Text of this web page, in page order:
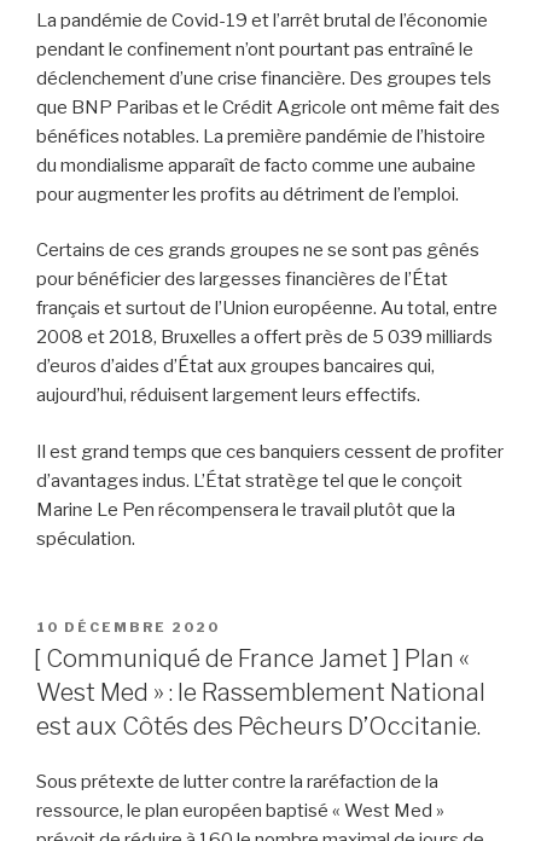
La pandémie de Covid-19 et l’arrêt brutal de l’économie
pendant le confinement n’ont pourtant pas entraîné le
déclenchement d’une crise financière. Des groupes tels
que BNP Paribas et le Crédit Agricole ont même fait des
bénéfices notables. La première pandémie de l’histoire
du mondialisme apparaît de facto comme une aubaine
pour augmenter les profits au détriment de l’emploi.
Certains de ces grands groupes ne se sont pas gênés
pour bénéficier des largesses financières de l’État
français et surtout de l’Union européenne. Au total, entre
2008 et 2018, Bruxelles a offert près de 5 039 milliards
d’euros d’aides d’État aux groupes bancaires qui,
aujourd’hui, réduisent largement leurs effectifs.
Il est grand temps que ces banquiers cessent de profiter
d’avantages indus. L’État stratège tel que le conçoit
Marine Le Pen récompensera le travail plutôt que la
spéculation.
PUBLIÉ
LE
10 DÉCEMBRE 2020
[ Communiqué de France Jamet ] Plan «
West Med » : le Rassemblement National
est aux Côtés des Pêcheurs D’Occitanie.
Sous prétexte de lutter contre la raréfaction de la
ressource, le plan européen baptisé « West Med »